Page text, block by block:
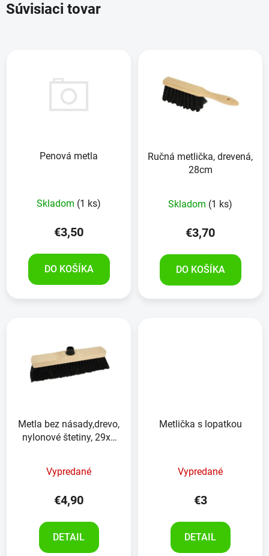
Súvisiaci tovar
Penová metla
Skladom (1 ks)
€3,50
DO KOŠÍKA
Ručná metlička, drevená,
28cm
Skladom (1 ks)
€3,70
DO KOŠÍKA
Metla bez násady,drevo,
nylonové štetiny, 29x5
Vypredané
€4,90
DETAIL
Metlička s lopatkou
Vypredané
€3
DETAIL